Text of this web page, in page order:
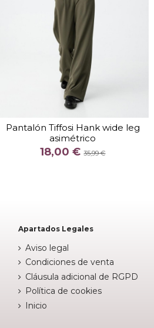
Pantalón Tiffosi Hank wide leg
asimétrico
18,00 €35,99 €
TALLA
COLOR
CAQUI
Apartados Legales
Aviso legal
Condiciones de venta
Cláusula adicional de RGPD
Política de cookies
Inicio